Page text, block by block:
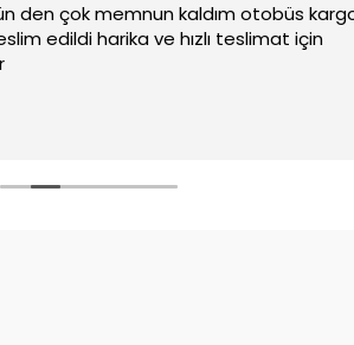
çok memnun kaldım otobüs kargo ile
harika ve hızlı teslimat için